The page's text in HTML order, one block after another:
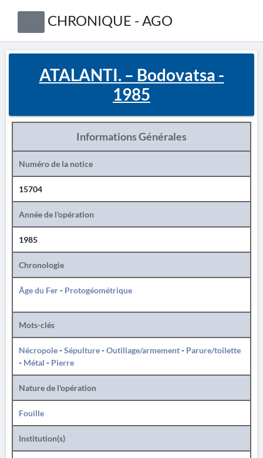
CHRONIQUE - AGO
ATALANTI. – Bodovatsa -
1985
Informations Générales
Numéro de la notice
15704
Année de l'opération
1985
Chronologie
Âge du Fer- Protogéométrique
Mots-clés
Nécropole-Sépulture-Outillage/armement- Parure/toilette
- Métal - Pierre
Nature de l'opération
Fouille
Institution(s)